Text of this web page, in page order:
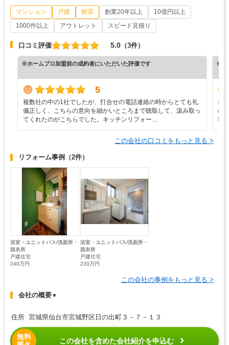
マンション 戸建 耐震 創業20年以上
10億円以上
1000件以上
アウトレット スピード見積り
口コミ評価 5.0 （3件）
※ホームプロ加盟前の成約者にいただいた評価です
5
複数社の中の1社でしたが、打合せの電話連絡の時からとても礼
儀正しく、こちらの意向を細かいところまで聴取して、汲み取っ
てくれたのがこちらでした。キッチンリフォー…
※ホ
自
の
状
この会社の口コミをもっと見る >
リフォーム事例 （2件）
浴室・ユニットバス/洗面所・
脱衣所
戸建住宅
240万円
浴室・ユニットバス/洗面所・
脱衣所
戸建住宅
230万円
この会社の事例をもっと見る >
会社の概要▼
住所 宮城県仙台市宮城野区日の出町３－７－１３
無料
この会社を含めた会社紹介を申込む